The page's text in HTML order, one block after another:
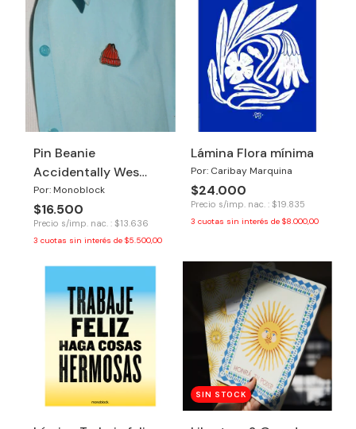
Pin Beanie
Accidentally Wes
Anderson
Por: Monoblock
$16.500
Precio s/imp. nac. : $13.636
3 cuotas sin interés de $5.500,00
Lámina Flora mínima
Por: Caribay Marquina
$24.000
Precio s/imp. nac. : $19.835
3 cuotas sin interés de $8.000,00
SIN STOCK